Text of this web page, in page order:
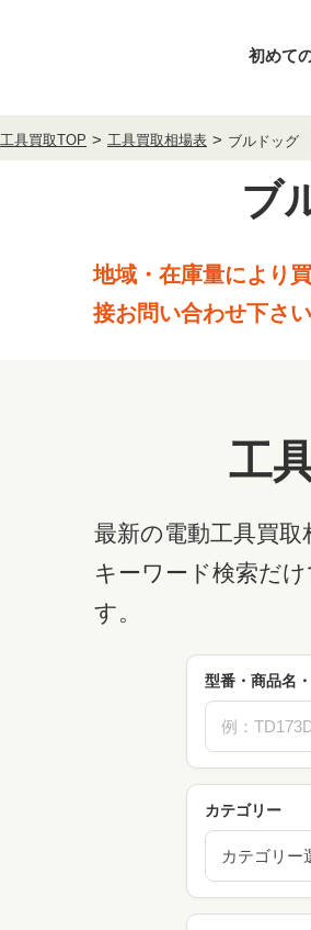
初めて
工具買取TOP 工具買取相場表 ブルドッグ
ブ
地域・在庫量により
接お問い合わせ下さい
工
最新の電動工具買取
キーワード検索だ
す。
型番・商品名
カテゴリー
カテゴリー